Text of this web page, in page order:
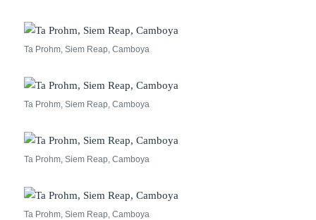
Ta Prohm, Siem Reap, Camboya
Ta Prohm, Siem Reap, Camboya
Ta Prohm, Siem Reap, Camboya
Ta Prohm, Siem Reap, Camboya